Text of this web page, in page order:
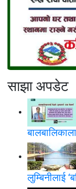
साझा अपडेट
लुम्बिनीलाई